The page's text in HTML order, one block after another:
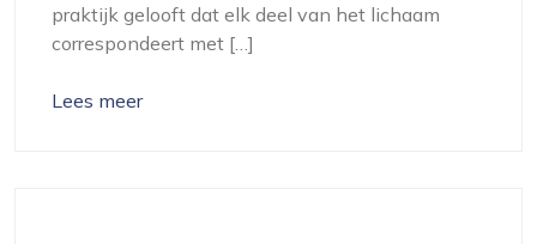
praktijk gelooft dat elk deel van het lichaam
correspondeert met […]
Lees meer